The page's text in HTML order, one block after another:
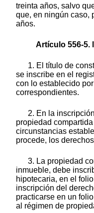
treinta años, salvo
que, en ningún caso,
años.
Artículo 556-5.
1. El título de
se inscribe en el
con lo establecido
correspondientes.
2. En la
propiedad
circunstancias
procede, los
3. La propiedad
inmueble, debe
hipotecaria, en el
inscripción del
practicarse en un
al régimen de